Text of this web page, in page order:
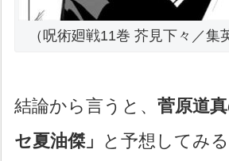
（呪術廻戦11巻 芥見下々／集
結論から言うと、菅原道
セ夏油傑」 と予想してみ